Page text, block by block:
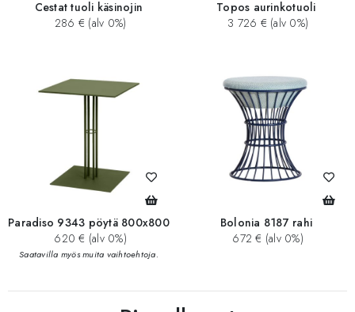
Cestat tuoli käsinojin
286 € (alv 0%)
Topos aurinkotuoli
3 726 € (alv 0%)
Paradiso 9343 pöytä 800x800
620 € (alv 0%)
Saatavilla myös muita vaihtoehtoja.
Bolonia 8187 rahi
672 € (alv 0%)